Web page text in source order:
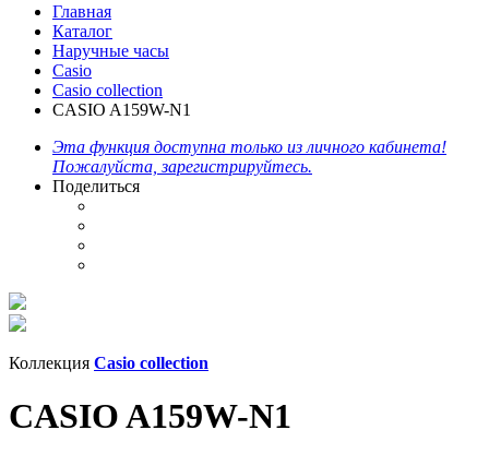
Главная
Каталог
Наручные часы
Casio
Casio collection
CASIO A159W-N1
Эта функция доступна только из личного кабинета!
Пожалуйста, зарегистрируйтесь.
Поделиться
Коллекция Casio collection
CASIO A159W-N1